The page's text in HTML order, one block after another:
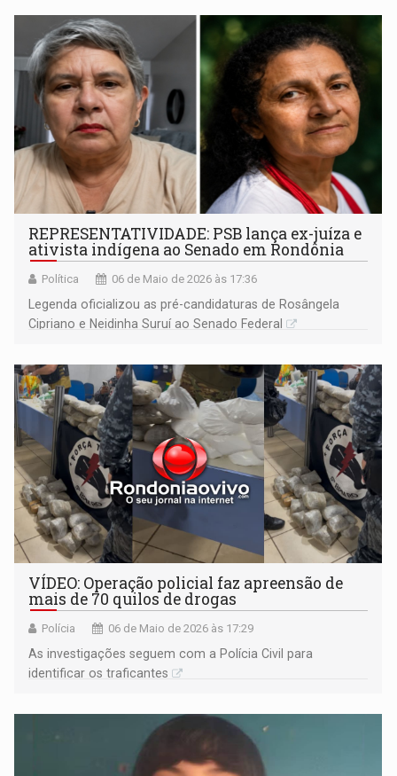
REPRESENTATIVIDADE: PSB lança ex-juíza e
ativista indígena ao Senado em Rondônia
Política 06 de Maio de 2026 às 17:36
Legenda oficializou as pré-candidaturas de Rosângela
Cipriano e Neidinha Suruí ao Senado Federal
VÍDEO: Operação policial faz apreensão de
mais de 70 quilos de drogas
Polícia 06 de Maio de 2026 às 17:29
As investigações seguem com a Polícia Civil para
identificar os traficantes